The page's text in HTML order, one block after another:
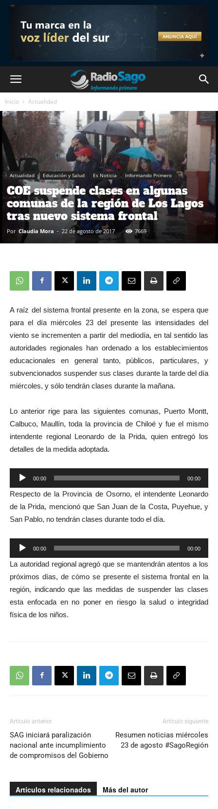
Inicio Actualidad
Actualidad Educación y Salud Es Noticia Informando Primero
COE suspende clases en algunas
comunas de la región de Los Lagos
tras nuevo sistema frontal
Por Claudia Mora - 22 de agosto de 2017 7669
A raíz del sistema frontal presente en la zona, se espera que
para el día miércoles 23 del presente las intensidades del
viento se incrementen a partir del mediodía, en tal sentido las
autoridades regionales han ordenado a los establecimientos
educacionales en general tanto, públicos, particulares, y
subvencionados suspender sus clases durante la tarde del día
miércoles, y sólo tendrán clases durante la mañana.
Lo anterior rige para las siguientes comunas, Puerto Montt,
Calbuco, Maullín, toda la provincia de Chiloé y fue el mismo
intendente regional Leonardo de la Prida, quien entregó los
detalles de la medida adoptada.
Reproductor
de
audio
00:00 00:00
Respecto de la Provincia de Osorno, el intendente Leonardo
de la Prida, mencionó que San Juan de la Costa, Puyehue, y
San Pablo, no tendrán clases durante todo el día.
Reproductor
de
audio
00:00 00:00
La autoridad regional agregó que se mantendrán atentos a los
próximos días, de cómo se presente el sistema frontal en la
región, indicando que las medidas de suspender las clases
esta enfocada en no poner en riesgo la salud o integridad
física de los niños.
Artículo anterior
SAG iniciará paralización
nacional ante incumplimiento
de compromisos del Gobierno
Artículo siguiente
Resumen noticias miércoles
23 de agosto #SagoRegión
Artículos relacionados Más del autor